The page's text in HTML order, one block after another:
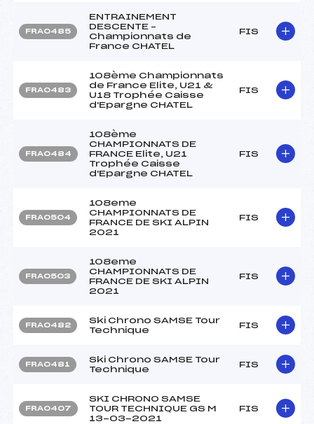
FRA0485
ENTRAINEMENT
DESCENTE –
Championnats de
France CHATEL
FIS
FRA0483
108ème Championnats
de France Elite, U21 &
U18 Trophée Caisse
d'Epargne CHATEL
FIS
FRA0484
108ème
CHAMPIONNATS DE
FRANCE Elite, U21
Trophée Caisse
d'Epargne CHATEL
FIS
FRA0504
108eme
CHAMPIONNATS DE
FRANCE DE SKI ALPIN
2021
FIS
FRA0503
108eme
CHAMPIONNATS DE
FRANCE DE SKI ALPIN
2021
FIS
FRA0482
Ski Chrono SAMSE Tour
Technique
FIS
FRA0481
Ski Chrono SAMSE Tour
Technique
FIS
FRA0407
SKI CHRONO SAMSE
TOUR TECHNIQUE GS M
13-03-2021
FIS